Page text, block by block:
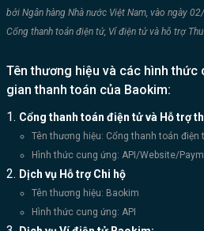
bởi Ngân hàng Nhà nước Việt Nam, vào ngày
Cổng thanh toán điện tử, Ví điện tử và hỗ trợ Thu
Tên thương hiệu và các hình thức
gian thanh toán của Baokim:
Cổng thanh toán điện tử và Hỗ trợ
Tên thương hiệu: Cổng thanh toán
Hình thức cung ứng: API/Website/
Dịch vụ Hỗ trợ Chi hộ
Tên thương hiệu: Baokim
Hình thức cung ứng: API